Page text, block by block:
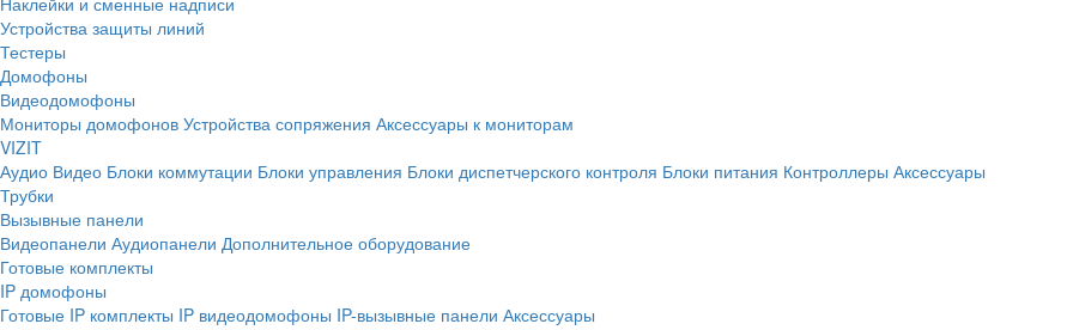
Устройства защиты линий
Тестеры
Домофоны
Видеодомофоны
Мониторы домофонов Устройства сопряжения Аксессуары к мониторам
VIZIT
Аудио Видео Блоки коммутации Блоки управления Блоки диспетчерского контроля Блоки питания Контроллеры Аксессуары
Трубки
Вызывные панели
Видеопанели Аудиопанели Дополнительное оборудование
Готовые комплекты
IP домофоны
Готовые IP комплекты IP видеодомофоны IP-вызывные панели Аксессуары